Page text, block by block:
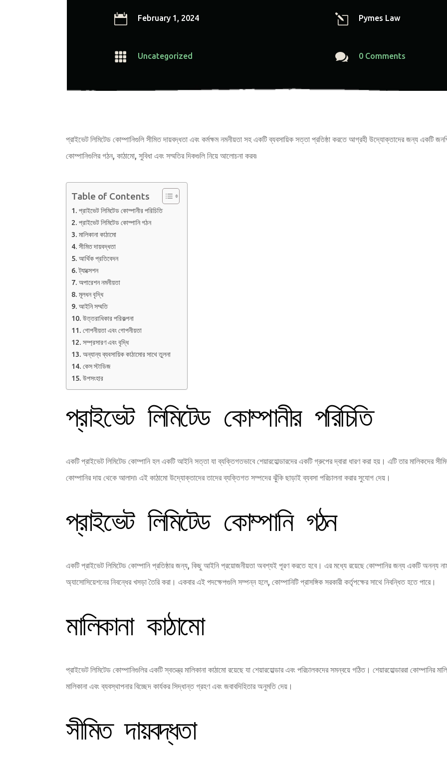
 February 1, 2024
 Uncategorized
l Pymes Law
 0 Comments
প্রাইভেট লিমিটেড কোম্পানিগুলি সীমিত দায়বদ্ধতা এবং কর্মক্ষম নমনীয়তা সহ একটি ব্যবসায়িক সত্তা প্রতিষ্ঠা করতে আগ্রহী উদ্যোক্তাদের জন্য একটি
কোম্পানিগুলির গঠন, কাঠামো, সুবিধা এবং সম্মতির দিকগুলি নিয়ে আলোচনা করব৷
Table of Contents
প্রাইভেট লিমিটেড কোম্পানীর পরিচিতি
প্রাইভেট লিমিটেড কোম্পানি গঠন
মালিকানা কাঠামো
সীমিত দায়বদ্ধতা
আর্থিক প্রতিবেদন
ট্যাক্সেশন
অপারেশন নমনীয়তা
মূলধন বৃদ্ধি
আইনি সম্মতি
উত্তরাধিকার পরিকল্পনা
গোপনীয়তা এবং গোপনীয়তা
সম্প্রসারণ এবং বৃদ্ধি
অন্যান্য ব্যবসায়িক কাঠামোর সাথে তুলনা
কেস স্টাডিজ
উপসংহার
প্রাইভেট লিমিটেড কোম্পানীর পরিচিতি
একটি প্রাইভেট লিমিটেড কোম্পানি হল একটি আইনি সত্তা যা ব্যক্তিগতভাবে শেয়ারহোল্ডারদের একটি গ্রুপের দ্বারা ধারণ করা হয়। এটি তার মালিকদের
কোম্পানির দায় থেকে আলাদা৷ এই কাঠামো উদ্যোক্তাদের তাদের ব্যক্তিগত সম্পদের ঝুঁকি ছাড়াই ব্যবসা পরিচালনা করার সুযোগ দেয়।
প্রাইভেট লিমিটেড কোম্পানি গঠন
একটি প্রাইভেট লিমিটেড কোম্পানি প্রতিষ্ঠার জন্য, কিছু আইনি প্রয়োজনীয়তা অবশ্যই পূরণ করতে হবে। এর মধ্যে রয়েছে কোম্পানির জন্য একটি অনন্য
অ্যাসোসিয়েশনের নিবন্ধের খসড়া তৈরি করা। একবার এই পদক্ষেপগুলি সম্পন্ন হলে, কোম্পানিটি প্রাসঙ্গিক সরকারী কর্তৃপক্ষের সাথে নিবন্ধিত হতে পারে।
মালিকানা কাঠামো
প্রাইভেট লিমিটেড কোম্পানিগুলির একটি স্বতন্ত্র মালিকানা কাঠামো রয়েছে যা শেয়ারহোল্ডার এবং পরিচালকদের সমন্বয়ে গঠিত। শেয়ারহোল্ডাররা কোম্পানির
মালিকানা এবং ব্যবস্থাপনার বিচ্ছেদ কার্যকর সিদ্ধান্ত গ্রহণ এবং জবাবদিহিতার অনুমতি দেয়।
সীমিত দায়বদ্ধতা